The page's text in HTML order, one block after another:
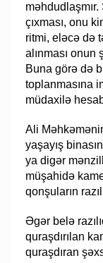
çıxması, onu
ritmi, eləcə də
alınması onun
Buna görə də
toplanmasına
müdaxilə
Ali
yaşayış
ya digər
müşahidə
qonşuların
Əgər belə
quraşdırılan
quraşdıran